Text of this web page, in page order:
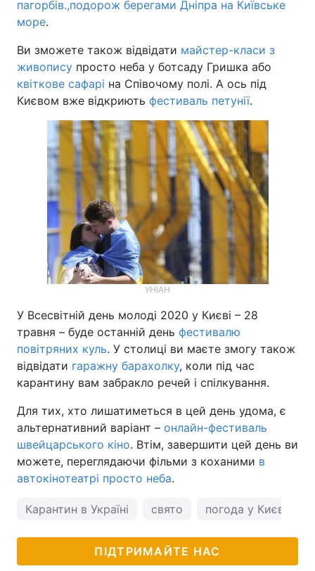
пагорбів.,подорож берегами Дніпра на Київське
море.
Ви зможете також відвідати майстер-класи з
живопису просто неба у ботсаду Гришка або
квіткове сафарі на Співочому полі. А ось під
Києвом вже відкриють фестиваль петунії.
УНІАН
У Всесвітній день молоді 2020 у Києві – 28
травня – буде останній день фестивалю
повітряних куль. У столиці ви маєте змогу також
відвідати гаражну барахолку, коли під час
карантину вам забракло речей і спілкування.
Для тих, хто лишатиметься в цей день удома, є
альтернативний варіант – онлайн-фестиваль
швейцарського кіно. Втім, завершити цей день ви
можете, переглядаючи фільми з коханими в
автокінотеатрі просто неба.
Карантин в Україні свято погода у Києві
ПІДТРИМАЙТЕ НАС